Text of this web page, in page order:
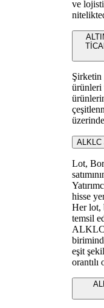
ve
Şirketin
ürünleri
ALKLC
Lot,
hisse
Her lot,
temsil
ALKLC
eşit
orantılı